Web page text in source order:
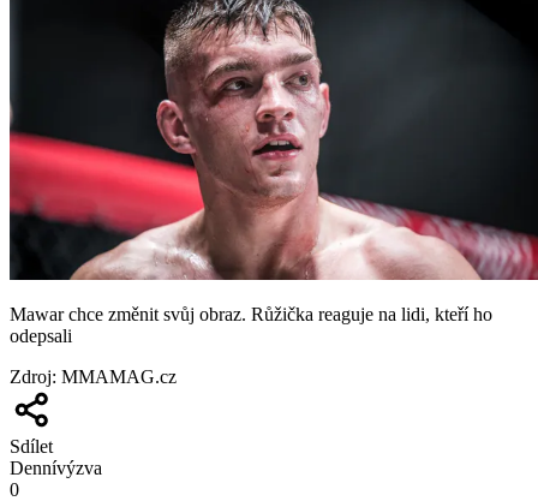
Mawar chce změnit svůj obraz. Růžička reaguje na lidi, kteří ho
odepsali
Zdroj: MMAMAG.cz
Sdílet
Dennívýzva
0